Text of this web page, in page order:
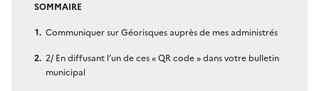
SOMMAIRE
Communiquer sur Géorisques auprès de mes administrés
2/ En diffusant l’un de ces « QR code » dans votre bulletin
municipal